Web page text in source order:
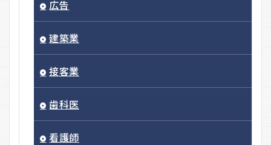
広告
建築業
接客業
歯科医
看護師